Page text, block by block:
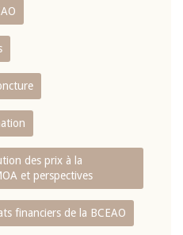
des prix à la
et perspectives
financiers de la BCEAO